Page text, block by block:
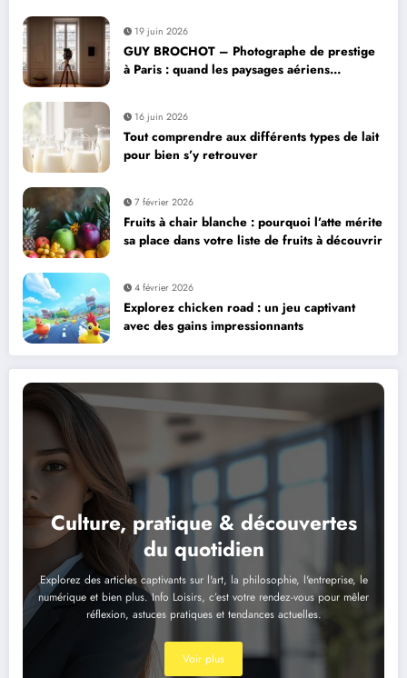
19 juin 2026
GUY BROCHOT – Photographe de prestige
à Paris : quand les paysages aériens
16 juin 2026
Tout comprendre aux différents types de lait
pour bien s’y retrouver
7 février 2026
Fruits à chair blanche : pourquoi l’atte mérite
sa place dans votre liste de fruits à découvrir
4 février 2026
Explorez chicken road : un jeu captivant
avec des gains impressionnants
Culture, pratique & découvertes
du quotidien
Explorez des articles captivants sur l'art, la philosophie, l'entreprise, le
numérique et bien plus. Info Loisirs, c’est votre rendez-vous pour mêler
réflexion, astuces pratiques et tendances actuelles.
Voir plus